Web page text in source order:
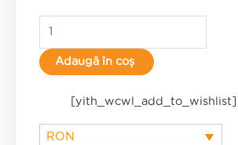
Adaugă în coș
[yith_wcwl_add_to_wishlist]
RON